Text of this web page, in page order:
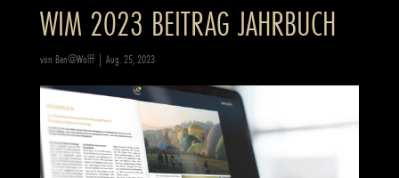
WIM 2023 BEITRAG JAHRBUCH
von Ben@Wolff| Aug. 25, 2023